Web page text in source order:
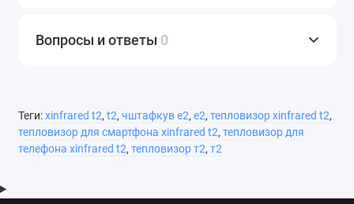
Вопросы и ответы 0
Теги:xinfrared t2, t2, чштафкув е2, е2, тепловизор xinfrared t2,
тепловизор для смартфона xinfrared t2, тепловизор для
телефона xinfrared t2, тепловизор т2, т2